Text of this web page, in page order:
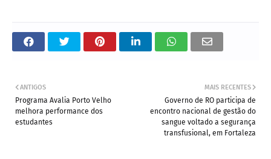
MAIS RECENTES
Governo de RO participa de
encontro nacional de gestão do
sangue voltado a segurança
transfusional, em Fortaleza
ANTIGOS
Programa Avalia Porto Velho
melhora performance dos
estudantes